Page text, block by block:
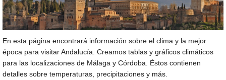
En esta página encontrará información sobre el clima y la mejor
época para visitar Andalucía. Creamos tablas y gráficos climáticos
para las localizaciones de Málaga y Córdoba. Éstos contienen
detalles sobre temperaturas, precipitaciones y más.